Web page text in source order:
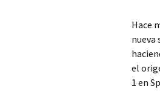
Hace
nueva
el
1 en